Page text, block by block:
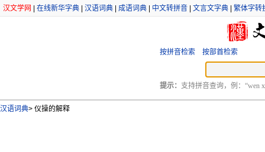
汉文学网 在线新华字典 汉语词典 成语词典 中文转拼音 文言文字典 繁体字转
按拼音检索 按部首检索
提示： 支持拼音查询，例：“wen
汉语词典> 仪操的解释